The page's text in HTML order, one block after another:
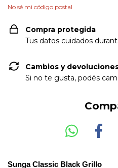
No sé mi código postal
Compra protegida
Tus datos cuidados
Cambios y
Si no te gusta, podés
Sunga Classic Black Grillo